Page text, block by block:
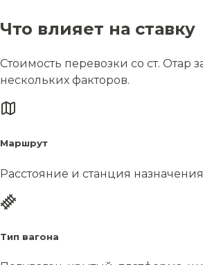
Что влияет на ставку
Стоимость перевозки со ст. Отар
нескольких факторов.
Маршрут
Расстояние и станция назначения
Тип вагона